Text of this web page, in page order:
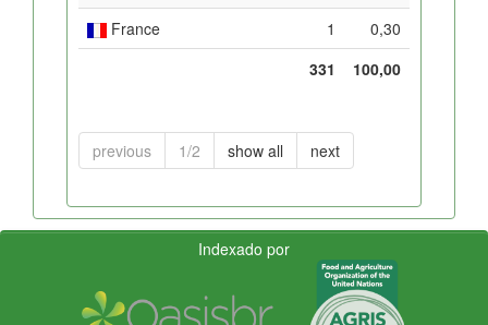
France
1
0,30
331
100,00
previous 1/2 show all next
Indexado por